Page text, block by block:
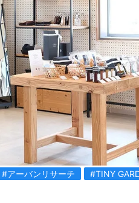
#アーバンリサーチ #TINY